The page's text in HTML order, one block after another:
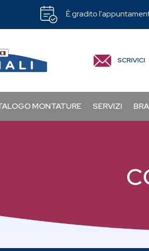
È gradito
SCRIVICI
MONTATURE SERVIZI